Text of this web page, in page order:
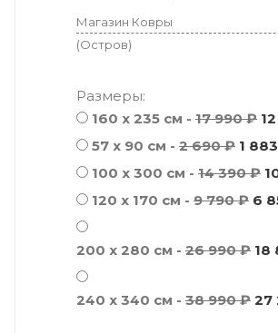
Магазин Ковры
(Остров)
Размеры:
160 x 235 см - 17 990 ₽
57 х 90 см - 2 690 ₽ 1
100 x 300 см - 14 390 ₽
120 x 170 см - 9 790 ₽ 6
200 x 280 см - 26 990 ₽ 18
240 x 340 см - 38 990 ₽ 27